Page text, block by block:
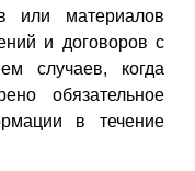
или материалов
и договоров с
случаев, когда
обязательное
в течение